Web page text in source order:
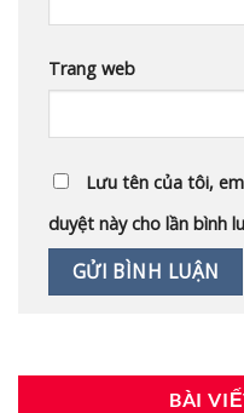
Trang web
Lưu tên của tôi,
duyệt này cho lần bình
BÀI